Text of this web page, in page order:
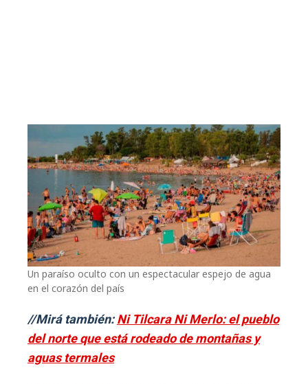
Un paraíso oculto con un espectacular espejo de agua
en el corazón del país
//Mirá también:Ni Tilcara Ni Merlo: el pueblo
del norte que está rodeado de montañas y
aguas termales